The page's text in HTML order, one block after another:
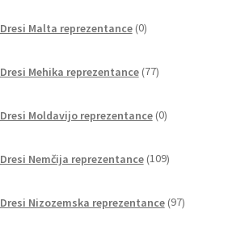
Dresi Malta reprezentance 0izdelkov
Dresi Mehika reprezentance 77izdelkov
Dresi Moldavijo reprezentance 0izdelkov
Dresi Nemčija reprezentance 109izdelkov
Dresi Nizozemska reprezentance 97izdelkov